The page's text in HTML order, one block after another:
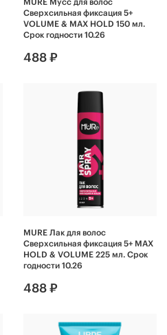
Сверхсильная фиксация 5+
VOLUME & MAX HOLD 150 мл.
Срок годности 10.26
488 ₽
MURE Лак для волос
Сверхсильная фиксация 5+ MAX
HOLD & VOLUME 225 мл. Срок
годности 10.26
488 ₽